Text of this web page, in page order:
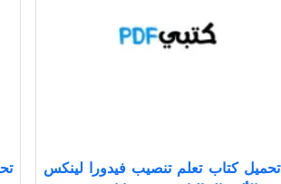
تحميل كتاب تعلم تنصيب فيدورا لينكس